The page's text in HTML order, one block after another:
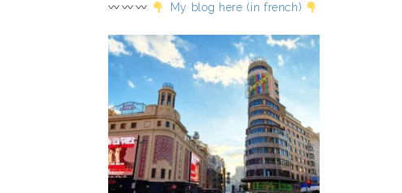
My blog here (in french)